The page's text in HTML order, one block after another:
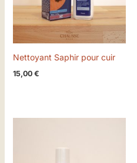
Nettoyant Saphir pour cuir
15,00 €